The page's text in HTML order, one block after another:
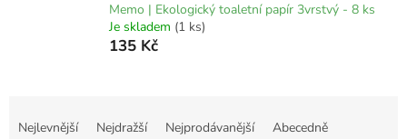
Memo | Ekologický toaletní papír 3vrstvý - 8 ks
Je skladem (1 ks)
135 Kč
Nejlevnější Nejdražší Nejprodávanější Abecedně